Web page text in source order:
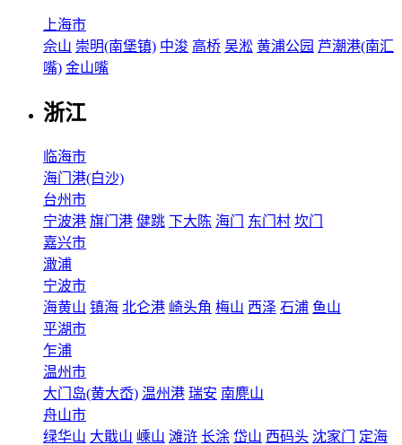
上海市
佘山 崇明(南堡镇) 中浚 高桥 吴淞 黄浦公园 芦潮港(南汇
嘴) 金山嘴
浙江
临海市
海门港(白沙)
台州市
宁波港 旗门港 健跳 下大陈 海门 东门村 坎门
嘉兴市
澉浦
宁波市
海黄山 镇海 北仑港 崎头角 梅山 西泽 石浦 鱼山
平湖市
乍浦
温州市
大门岛(黄大岙) 温州港 瑞安 南麂山
舟山市
绿华山 大戢山 嵊山 滩浒 长涂 岱山 西码头 沈家门
定海